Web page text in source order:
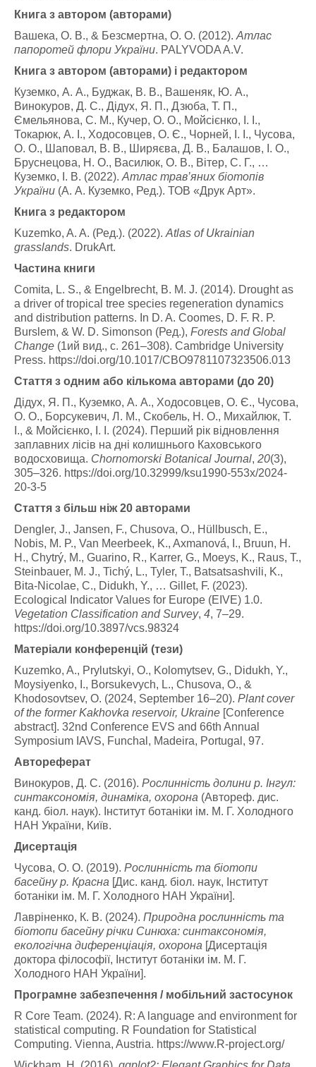
Книга з автором (авторами)
Вашека, О. В., & Безсмертна, О. О. (2012). Атлас
папоротей флори України. PALYVODA A.V.
Книга з автором (авторами) і редактором
Куземко, А. А., Буджак, В. В., Вашеняк, Ю. А.,
Винокуров, Д. С., Дідух, Я. П., Дзюба, Т. П.,
Ємельянова, С. М., Кучер, О. О., Мойсієнко, І. І.,
Токарюк, А. І., Ходосовцев, О. Є., Чорней, І. І., Чусова,
О. О., Шаповал, В. В., Ширяєва, Д. В., Балашов, І. О.,
Бруснецова, Н. О., Василюк, О. В., Вітер, С. Г., …
Куземко, І. В. (2022). Атлас трав’яних біотопів
України (А. А. Куземко, Ред.). ТОВ «Друк Арт».
Книга з редактором
Kuzemko, A. A. (Ред.). (2022). Atlas of Ukrainian
grasslands. DrukArt.
Частина книги
Comita, L. S., & Engelbrecht, B. M. J. (2014). Drought as
a driver of tropical tree species regeneration dynamics
and distribution patterns. In D. A. Coomes, D. F. R. P.
Burslem, & W. D. Simonson (Ред.), Forests and Global
Change (1ий вид., с. 261–308). Cambridge University
Press. https://doi.org/10.1017/CBO9781107323506.013
Стаття з одним або кількома авторами (до 20)
Дідух, Я. П., Куземко, А. А., Ходосовцев, О. Є., Чусова,
О. О., Борсукевич, Л. М., Скобель, Н. О., Михайлюк, Т.
І., & Мойсієнко, І. І. (2024). Перший рік відновлення
заплавних лісів на дні колишнього Каховського
водосховища. Chornomorski Botanical Journal, 20(3),
305–326. https://doi.org/10.32999/ksu1990-553x/2024-
20-3-5
Стаття з більш ніж 20 авторами
Dengler, J., Jansen, F., Chusova, O., Hüllbusch, E.,
Nobis, M. P., Van Meerbeek, K., Axmanová, I., Bruun, H.
H., Chytrý, M., Guarino, R., Karrer, G., Moeys, K., Raus, T.,
Steinbauer, M. J., Tichý, L., Tyler, T., Batsatsashvili, K.,
Bita-Nicolae, C., Didukh, Y., … Gillet, F. (2023).
Ecological Indicator Values for Europe (EIVE) 1.0.
Vegetation Classification and Survey, 4, 7–29.
https://doi.org/10.3897/vcs.98324
Матеріали конференцій (тези)
Kuzemko, A., Prylutskyi, O., Kolomytsev, G., Didukh, Y.,
Moysiyenko, I., Borsukevych, L., Chusova, O., &
Khodosovtsev, O. (2024, September 16–20). Plant cover
of the former Kakhovka reservoir, Ukraine [Conference
abstract]. 32nd Conference EVS and 66th Annual
Symposium IAVS, Funchal, Madeira, Portugal, 97.
Автореферат
Винокуров, Д. С. (2016). Рослинність долини р. Інгул:
синтаксономія, динаміка, охорона (Автореф. дис.
канд. біол. наук). Інститут ботаніки ім. М. Г. Холодного
НАН України, Київ.
Дисертація
Чусова, О. О. (2019). Рослинність та біотопи
басейну р. Красна [Дис. канд. біол. наук, Інститут
ботаніки ім. М. Г. Холодного НАН України].
Лавріненко, К. В. (2024). Природна рослинність та
біотопи басейну річки Синюха: синтаксономія,
екологічна диференціація, охорона [Дисертація
доктора філософії, Інститут ботаніки ім. М. Г.
Холодного НАН України].
Програмне забезпечення / мобільний застосунок
R Core Team. (2024). R: A language and environment for
statistical computing. R Foundation for Statistical
Computing. Vienna, Austria. https://www.R-project.org/